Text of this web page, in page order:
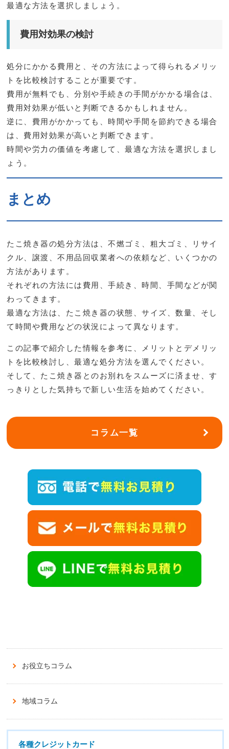
最適な方法を選択しましょう。
費用対効果の検討
処分にかかる費用と、その方法によって得られるメリッ
トを比較検討することが重要です。
費用が無料でも、分別や手続きの手間がかかる場合は、
費用対効果が低いと判断できるかもしれません。
逆に、費用がかかっても、時間や手間を節約できる場合
は、費用対効果が高いと判断できます。
時間や労力の価値を考慮して、最適な方法を選択しまし
ょう。
まとめ
たこ焼き器の処分方法は、不燃ゴミ、粗大ゴミ、リサイ
クル、譲渡、不用品回収業者への依頼など、いくつかの
方法があります。
それぞれの方法には費用、手続き、時間、手間などが関
わってきます。
最適な方法は、たこ焼き器の状態、サイズ、数量、そし
て時間や費用などの状況によって異なります。
この記事で紹介した情報を参考に、メリットとデメリッ
トを比較検討し、最適な処分方法を選んでください。
そして、たこ焼き器とのお別れをスムーズに済ませ、す
っきりとした気持ちで新しい生活を始めてください。
コラム一覧
お役立ちコラム
地域コラム
各種クレジットカード